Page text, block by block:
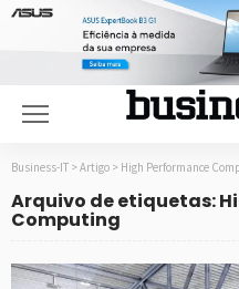
Business-IT > Artigo > High Performance
Arquivo de etiquetas:
Computing